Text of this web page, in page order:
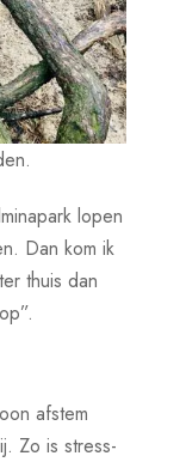
lopen
Dan kom ik
thuis dan
afstem
Zo is stress-